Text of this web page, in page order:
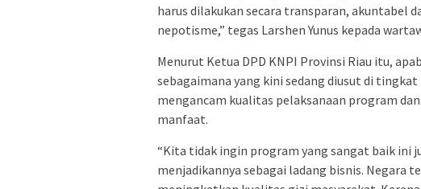
harus dilakukan secara transparan, akuntabel
nepotisme,” tegas Larshen Yunus kepada
Menurut Ketua DPD KNPI Provinsi Riau itu,
sebagaimana yang kini sedang diusut di
mengancam kualitas pelaksanaan program
manfaat.
“Kita tidak ingin program yang sangat baik ini
menjadikannya sebagai ladang bisnis. Negara